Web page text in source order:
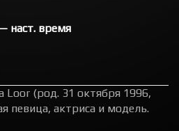
наст. время
Loor (род. 31 октября 1996,
певица, актриса и модель.